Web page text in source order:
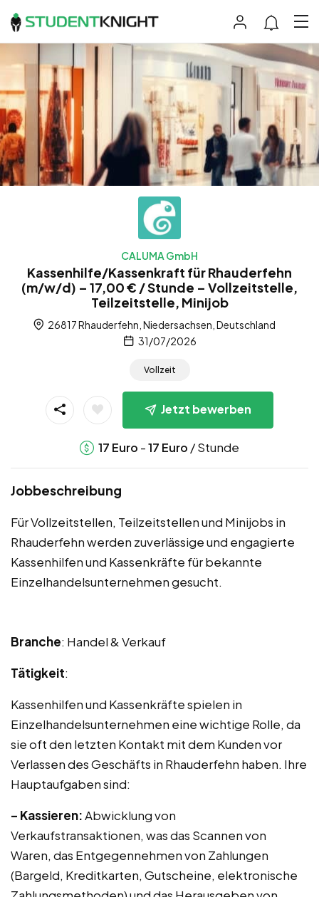
CALUMA GmbH
Kassenhilfe/Kassenkraft für Rhauderfehn
(m/w/d) – 17,00 € / Stunde – Vollzeitstelle,
Teilzeitstelle, Minijob
26817 Rhauderfehn, Niedersachsen, Deutschland
31/07/2026
Vollzeit
Jetzt bewerben
17 Euro -17 Euro / Stunde
Jobbeschreibung
Für Vollzeitstellen, Teilzeitstellen und Minijobs in
Rhauderfehn werden zuverlässige und engagierte
Kassenhilfen und Kassenkräfte für bekannte
Einzelhandelsunternehmen gesucht.
Branche: Handel & Verkauf
Tätigkeit:
Kassenhilfen und Kassenkräfte spielen in
Einzelhandelsunternehmen eine wichtige Rolle, da
sie oft den letzten Kontakt mit dem Kunden vor
Verlassen des Geschäfts in Rhauderfehn haben. Ihre
Hauptaufgaben sind:
– Kassieren:Abwicklung von
Verkaufstransaktionen, was das Scannen von
Waren, das Entgegennehmen von Zahlungen
(Bargeld, Kreditkarten, Gutscheine, elektronische